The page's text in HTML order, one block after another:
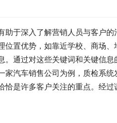
于深入了解营销人员与客户的
置优势，如靠近学校、商场、
通过对这些关键词和关键信
汽车销售公司为例，质检系
是许多客户关注的重点。经